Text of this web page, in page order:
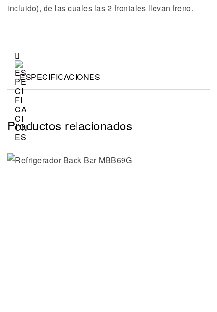
incluido), de las cuales las 2 frontales llevan freno.
ESPECIFICACIONES
Productos relacionados